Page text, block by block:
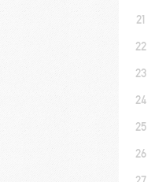
21
22
23
24
25
26